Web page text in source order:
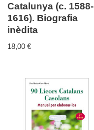
Catalunya (c. 1588-
1616). Biografia
inèdita
18,00 €